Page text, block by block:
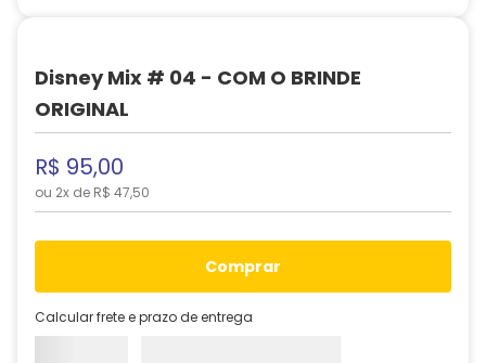
Disney Mix # 04 - COM O BRINDE
ORIGINAL
R$ 95,00
ou 2x de R$ 47,50
comprar
Calcular frete e prazo de entrega